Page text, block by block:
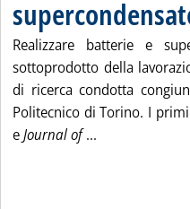
Realizzare batterie e
sottoprodotto della
di ricerca condotta
Politecnico di Torino. I
eJournal of...